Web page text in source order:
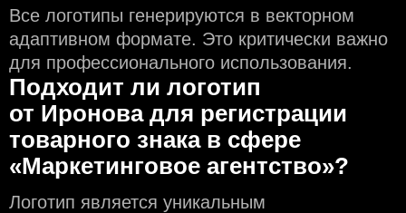
Все логотипы генерируются в векторном
адаптивном формате. Это критически важно
для профессионального использования.
Подходит ли логотип
от Иронова для регистрации
товарного знака в сфере
«Маркетинговое агентство»?
Логотип является уникальным